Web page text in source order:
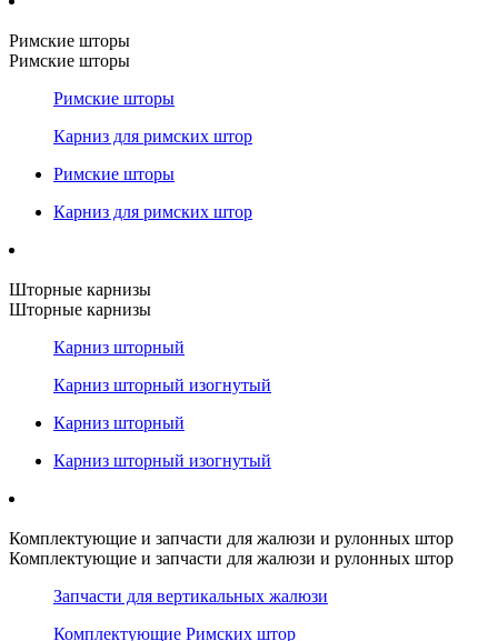
Римские шторы
Римские шторы
Римские шторы
Карниз для римских штор
Римские шторы
Карниз для римских штор
Шторные карнизы
Шторные карнизы
Карниз шторный
Карниз шторный изогнутый
Карниз шторный
Карниз шторный изогнутый
Комплектующие и запчасти для жалюзи и рулонных штор
Комплектующие и запчасти для жалюзи и рулонных штор
Запчасти для вертикальных жалюзи
Комплектующие Римских штор